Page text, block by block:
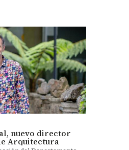
nuevo director
Arquitectura